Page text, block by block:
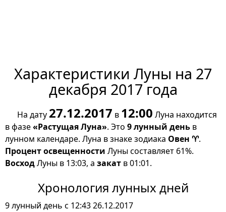
Характеристики Луны на 27
декабря 2017 года
На дату 27.12.2017 в 12:00 Луна находится
в фазе«Растущая Луна». Это 9 лунный день в
лунном календаре. Луна в знаке зодиака Овен ♈.
Процент освещенности Луны составляет 61%.
ВосходЛуны в 13:03, а закат в 01:01.
Хронология лунных дней
9 лунный день с 12:43 26.12.2017